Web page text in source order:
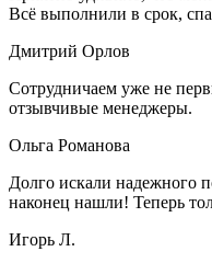
Всё выполнили в срок,
Дмитрий Орлов
Сотрудничаем уже не
отзывчивые менеджеры.
Ольга Романова
Долго искали надежного
наконец нашли! Теперь
Игорь Л.